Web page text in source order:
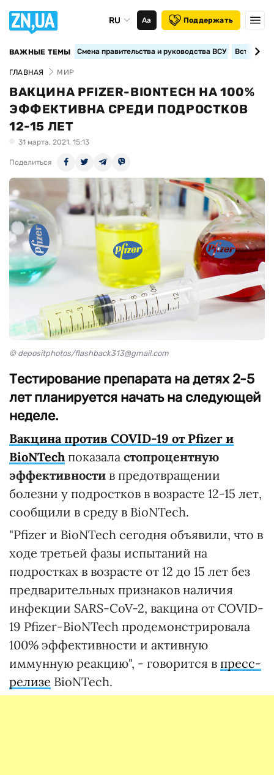
RU Аа Поддержать
ВАЖНЫЕ ТЕМЫ Смена правительства и руководства ВСУ
ГЛАВНАЯ МИР
ВАКЦИНА PFIZER-BIONTECH НА 100%
ЭФФЕКТИВНА СРЕДИ ПОДРОСТКОВ
12-15 ЛЕТ
31 марта, 2021, 15:13
Поделиться
© depositphotos/flashback313@gmail.com
Тестирование препарата на детях 2-5
лет планируется начать на следующей
неделе.
Вакцина против COVID-19 от Pfizer и
BioNTech показала стопроцентную
эффективности в предотвращении
болезни у подростков в возрасте 12-15 лет,
сообщили в среду в BioNTech.
"Pfizer и BioNTech сегодня объявили, что в
ходе третьей фазы испытаний на
подростках в возрасте от 12 до 15 лет без
предварительных признаков наличия
инфекции SARS-CoV-2, вакцина от COVID-
19 Pfizer-BioNTech продемонстрировала
100% эффективности и активную
иммунную реакцию", - говорится в пресс-
релизе BioNTech.